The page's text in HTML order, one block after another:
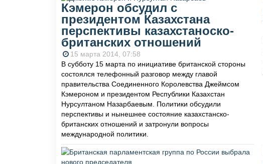
Кэмерон обсудил с
президентом Казахстана
перспективы казахстаноско-
британских отношений
15 марта 2014, 07:58
В субботу 15 марта по инициативе британской стороны
состоялся телефонный разговор между главой
правительства Соединенного Королевства Джеймсом
Кэмероном и президентом Республики Казахстан
Нурсултаном Назарбаевым. Политики обсудили
перспективы и нынешнее состояние казахстанско-
британских отношений и затронули вопросы
международной политики.